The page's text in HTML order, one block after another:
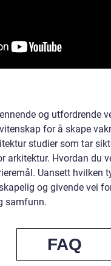
og utfordrende
for å skape
studier som tar
arkitektur. Hvordan du
Uansett hvilken
og givende vei
samfunn.
FAQ